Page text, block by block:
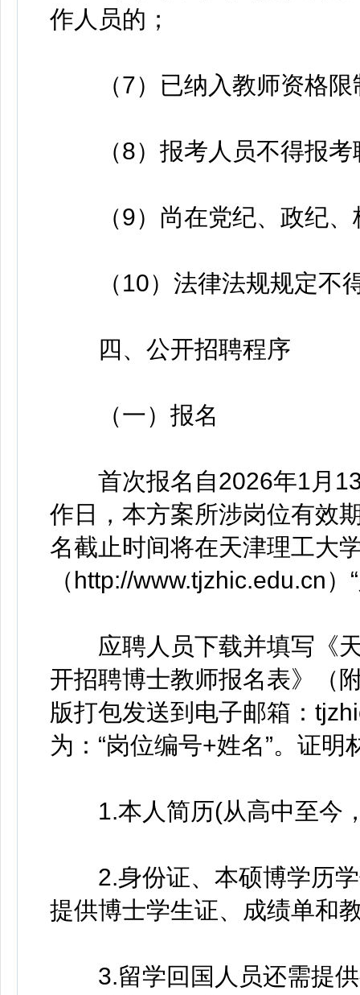
作人员的；
（7）已纳入教师资格限
（8）报考人员不得报考
（9）尚在党纪、政纪、
（10）法律法规规定不
四、公开招聘程序
（一）报名
首次报名自2026年1月13
作日，本方案所涉岗位有效
名截止时间将在天津理工大
（http://www.tjzhic.edu.cn
应聘人员下载并填写《天
开招聘博士教师报名表》（
版打包发送到电子邮箱：
为：“岗位编号+姓名”。证明
1.本人简历(从高中至今
2.身份证、本硕博学历学
提供博士学生证、成绩单和
3.留学回国人员还需提供